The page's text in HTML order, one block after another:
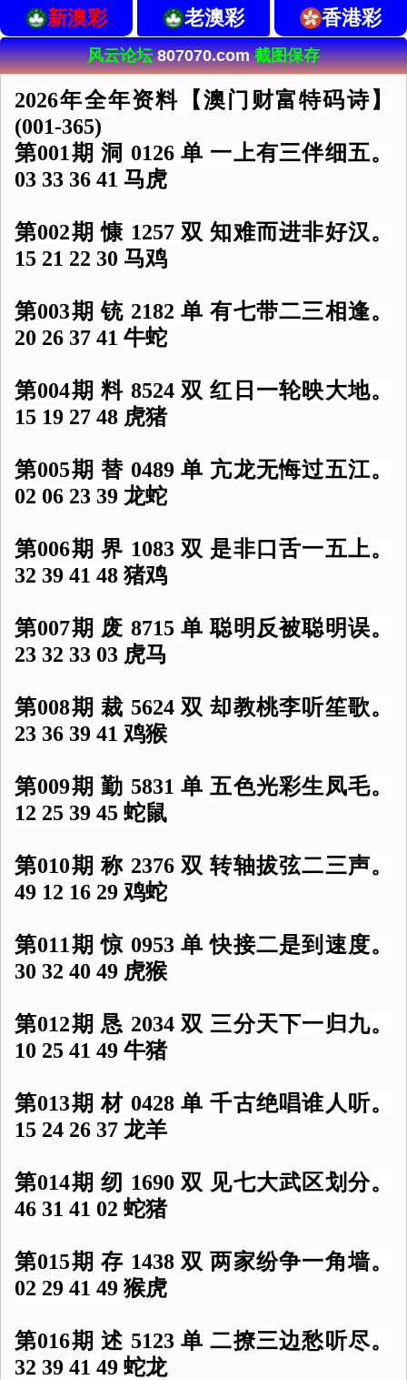
新澳彩 老澳彩 香港彩
风云论坛807070.com截图保存
2026年全年资料【澳门财富特码诗】
(001-365)
第001期 洞 0126 单 一上有三伴细五。
03 33 36 41 马虎
第002期 慷 1257 双 知难而进非好汉。
15 21 22 30 马鸡
第003期 铳 2182 单 有七带二三相逢。
20 26 37 41 牛蛇
第004期 料 8524 双 红日一轮映大地。
15 19 27 48 虎猪
第005期 替 0489 单 亢龙无悔过五江。
02 06 23 39 龙蛇
第006期 界 1083 双 是非口舌一五上。
32 39 41 48 猪鸡
第007期 废 8715 单 聪明反被聪明误。
23 32 33 03 虎马
第008期 裁 5624 双 却教桃李听笙歌。
23 36 39 41 鸡猴
第009期 勤 5831 单 五色光彩生凤毛。
12 25 39 45 蛇鼠
第010期 称 2376 双 转轴拔弦二三声。
49 12 16 29 鸡蛇
第011期 惊 0953 单 快接二是到速度。
30 32 40 49 虎猴
第012期 恳 2034 双 三分天下一归九。
10 25 41 49 牛猪
第013期 材 0428 单 千古绝唱谁人听。
15 24 26 37 龙羊
第014期 纫 1690 双 见七大武区划分。
46 31 41 02 蛇猪
第015期 存 1438 双 两家纷争一角墙。
02 29 41 49 猴虎
第016期 述 5123 单 二撩三边愁听尽。
32 39 41 49 蛇龙